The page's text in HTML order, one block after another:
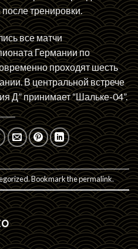
тренировки.
все матчи
Германии по
проходят шесть
В центральной встрече
Д” принимает “Шальке-04”.
. Bookmark thepermalink.